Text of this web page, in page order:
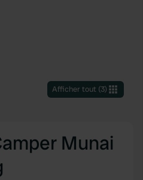
Afficher tout(3)
Munai